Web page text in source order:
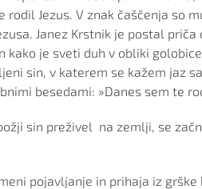
rodil Jezus. V znak čaščenja so
Janez Krstnik je postal
kako je sveti duh v obliki
sin, v katerem se kažem jaz
besedami: »Danes sem te
sin preživel na zemlji, se
pojavljanje in prihaja iz